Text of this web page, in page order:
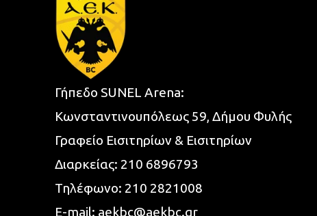
Γήπεδο SUNEL Arena:
Κωνσταντινουπόλεως 59, Δήμου Φυλής
Γραφείο Εισιτηρίων & Εισιτηρίων
Διαρκείας: 210 6896793
Τηλέφωνο: 210 2821008
E-mail: aekbc@aekbc.gr